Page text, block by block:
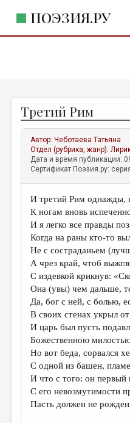
ПОЭЗИЯ.РУ
ЖАНРЫ
АВТОРЫ
КОММЕНТАРИИ
ЛИТСАЛОН
НОВОСТИ
ПРАВИЛА САЙТА
ОТДЕЛЫ И РУБРИКИ
ИЗБРАННОЕ
ДАЙДЖЕСТ
ПРОИЗВЕДЕНИЯ
ПЕРЕВОДЫ
КОНКУРСЫ
ДЕТСКАЯ КОМНАТА
КНИЖНАЯ ПОЛКА
Третий Рим
Автор:Чеботаева Татьяна
Отдел (рубрика, жанр):
Дата и время публикации:
Сертификат Поэзия.ру:
И третий Рим однажды,
К ногам вновь
И я легко все правды
Когда на раны кто-то
Не с состраданьем
А чрез край, чтоб
С издевкой крикнув:
Она (увы) чем дальше,
Да, бог с ней, с болью,
В своих стенах укрыл
И царь был пусть
Божественною
Но вот беда, сорвался
С одной из башен,
И что с того: он первый
С его невозмутимости
Пасть должен не